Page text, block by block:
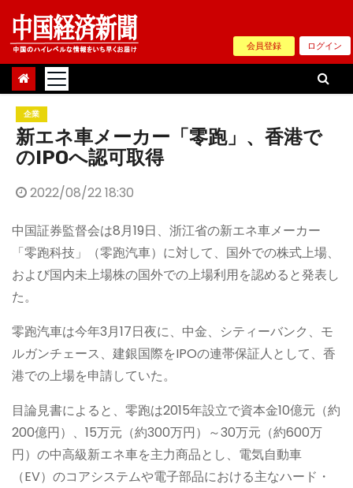
Skip
content
会員登録 ログイン
企業
新エネ車メーカー「零跑」、香港で
のIPOへ認可取得
2022/08/22 18:30
中国証券監督会は8月19日、浙江省の新エネ車メーカー
「零跑科技」（零跑汽車）に対して、国外での株式上場、
および国内未上場株の国外での上場利用を認めると発表し
た。
零跑汽車は今年3月17日夜に、中金、シティーバンク、モ
ルガンチェース、建銀国際をIPOの連帯保証人として、香
港での上場を申請していた。
目論見書によると、零跑は2015年設立で資本金10億元（約
200億円）、15万元（約300万円）～30万元（約600万
円）の中高級新エネ車を主力商品とし、電気自動車
（EV）のコアシステムや電子部品における主なハード・